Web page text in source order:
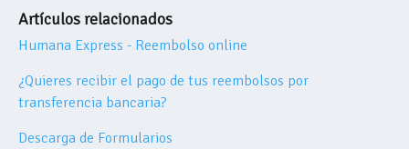
Artículos relacionados
Humana Express - Reembolso online
¿Quieres recibir el pago de tus reembolsos por
transferencia bancaria?
Descarga de Formularios